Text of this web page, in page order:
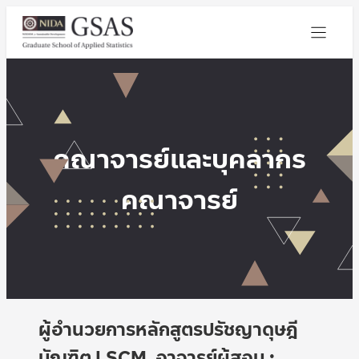
คณาจารย์และบุคลากร
คณาจารย์
ผู้อำนวยการหลักสูตรปรัชญาดุษฎี